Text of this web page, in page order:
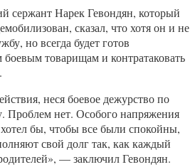
сержант Нарек Гевондян, который
сказал, что хотя он и не
но всегда будет готов
товарищам и контратаковать
неся боевое дежурство по
Проблем нет. Особого напряжения
бы, чтобы все были спокойны,
свой долг так, как каждый
— заключил Гевондян.